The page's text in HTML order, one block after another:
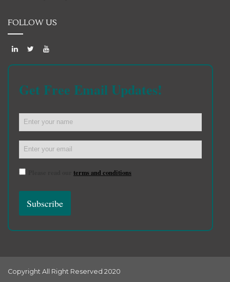
FOLLOW US
Get Free Email Updates!
terms and conditions
Copyright All Right Reserved 2020